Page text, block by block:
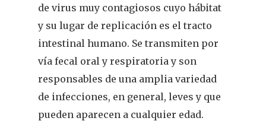
de virus muy contagiosos cuyo hábitat
y su lugar de replicación es el tracto
intestinal humano. Se transmiten por
vía fecal oral y respiratoria y son
responsables de una amplia variedad
de infecciones, en general, leves y que
pueden aparecen a cualquier edad.